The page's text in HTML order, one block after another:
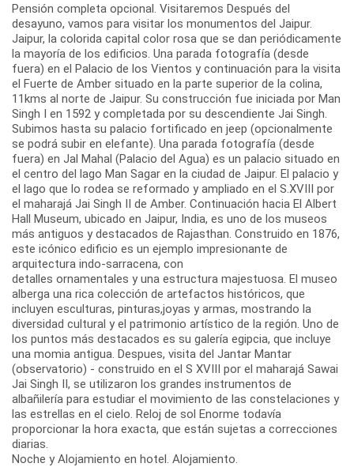
Pensión completa opcional. Visitaremos Después del
desayuno, vamos para visitar los monumentos del Jaipur.
Jaipur, la colorida capital color rosa que se dan periódicamente
la mayoría de los edificios. Una parada fotografía (desde
fuera) en el Palacio de los Vientos y continuación para la visita
el Fuerte de Amber situado en la parte superior de la colina,
11kms al norte de Jaipur. Su construcción fue iniciada por Man
Singh I en 1592 y completada por su descendiente Jai Singh.
Subimos hasta su palacio fortificado en jeep (opcionalmente
se podrá subir en elefante). Una parada fotografía (desde
fuera) en Jal Mahal (Palacio del Agua) es un palacio situado en
el centro del lago Man Sagar en la ciudad de Jaipur. El palacio y
el lago que lo rodea se reformado y ampliado en el S.XVIII por
el maharajá Jai Singh II de Amber. Continuación hacia El Albert
Hall Museum, ubicado en Jaipur, India, es uno de los museos
más antiguos y destacados de Rajasthan. Construido en 1876,
este icónico edificio es un ejemplo impresionante de
arquitectura indo-sarracena, con
detalles ornamentales y una estructura majestuosa. El museo
alberga una rica colección de artefactos históricos, que
incluyen esculturas, pinturas,joyas y armas, mostrando la
diversidad cultural y el patrimonio artístico de la región. Uno de
los puntos más destacados es su galería egipcia, que incluye
una momia antigua. Despues, visita del Jantar Mantar
(observatorio) - construido en el S XVIII por el maharajá Sawai
Jai Singh II, se utilizaron los grandes instrumentos de
albañilería para estudiar el movimiento de las constelaciones y
las estrellas en el cielo. Reloj de sol Enorme todavía
proporcionar la hora exacta, que están sujetas a correcciones
diarias.
Noche y Alojamiento en hotel. Alojamiento.